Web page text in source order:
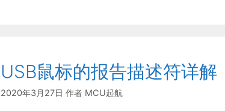
USB鼠标的报告描述符详解
2020年3月27日 作者 MCU起航